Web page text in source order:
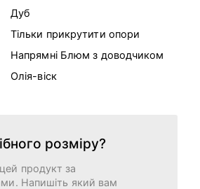
Дуб
Тільки прикрутити опори
Напрямні Блюм з доводчиком
Олія-віск
розміру?
продукт за
Напишіть який вам